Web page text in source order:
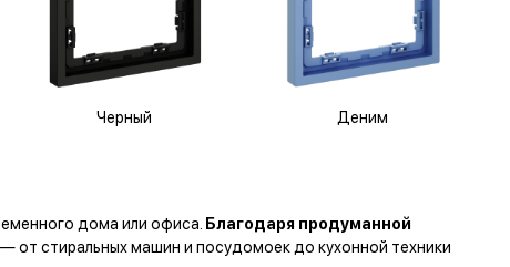
Черный Деним
дома или офиса. Благодаря продуманной
стиральных машин и посудомоек до кухонной техники